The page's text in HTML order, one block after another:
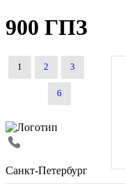
900 ГПЗ
1 2 3
6
Санкт-Петербург